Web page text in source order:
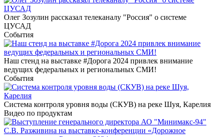
Олег Зозулин рассказал телеканалу "Россия" о системе
ЦУСАД
События
Наш стенд на выставке #Дорога 2024 привлек внимание
ведущих федеральных и региональных СМИ!
События
Система контроля уровня воды (СКУВ) на реке Шуя, Карелия
Видео по продуктам